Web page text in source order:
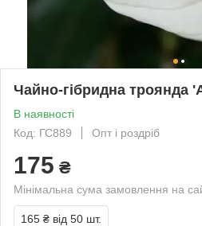
Чайно-гібридна троянда
В наявності
Код: ГС889
Опт і роздріб
175 ₴
Мінімальна сума замовлення на
165 ₴ від 50 шт.